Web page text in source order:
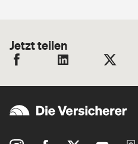
Jetzt teilen